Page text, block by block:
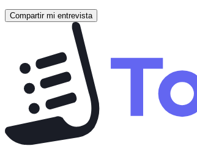
Compartir mi entrevista